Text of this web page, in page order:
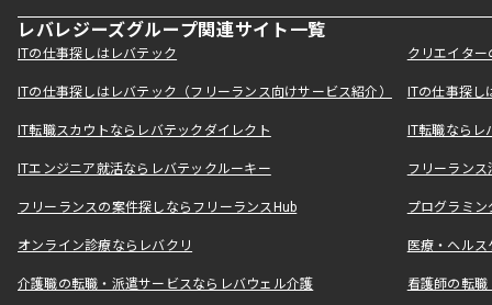
レバレジーズグループ関連サイト一覧
ITの仕事探しはレバテック クリエイタ
ITの仕事探しはレバテック（フリーランス向けサービス紹介） ITの仕事探
IT転職スカウトならレバテックダイレクト IT転職なら
ITエンジニア就活ならレバテックルーキー フリーラン
フリーランスの案件探しならフリーランスHub プログラミ
オンライン診療ならレバクリ 医療・ヘル
介護職の転職・派遣サービスならレバウェル介護 看護師の転